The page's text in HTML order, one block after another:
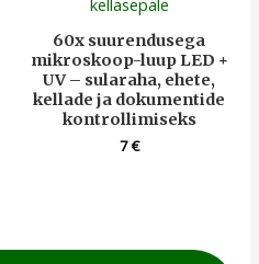
60x suurendusega
mikroskoop-luup LED +
UV – sularaha, ehete,
kellade ja dokumentide
kontrollimiseks
7€